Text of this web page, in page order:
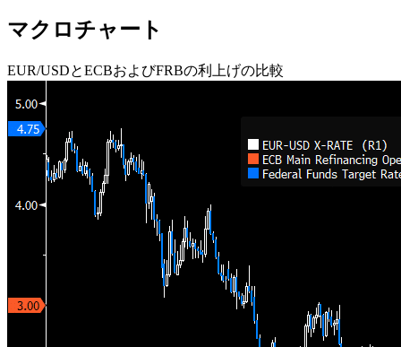
マクロチャート
EUR/USDとECBおよびFRBの利上げの比較